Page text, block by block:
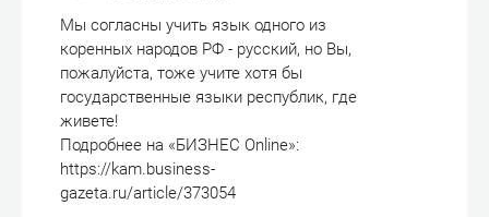
Мы согласны учить язык одного из
коренных народов РФ - русский, но Вы,
пожалуйста, тоже учите хотя бы
государственные языки республик, где
живете!
Подробнее на «БИЗНЕС Online»:
https://kam.business-
gazeta.ru/article/373054